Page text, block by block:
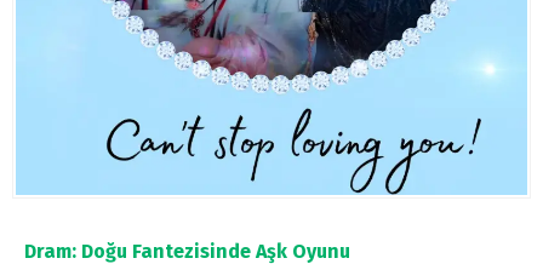
Dram: Doğu Fantezisinde Aşk Oyunu